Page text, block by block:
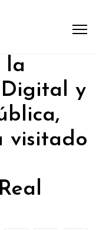
la
Digital y
visitado